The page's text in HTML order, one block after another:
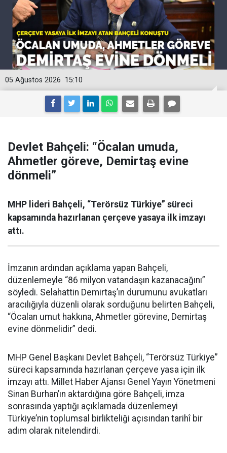
15:10
05 Ağustos 2026
Devlet Bahçeli: “Öcalan umuda,
Ahmetler göreve, Demirtaş evine
dönmeli”
MHP lideri Bahçeli, “Terörsüz Türkiye” süreci
kapsamında hazırlanan çerçeve yasaya ilk imzayı
attı.
İmzanın ardından açıklama yapan Bahçeli,
düzenlemeyle “86 milyon vatandaşın kazanacağını”
söyledi. Selahattin Demirtaş’ın durumunu avukatları
aracılığıyla düzenli olarak sorduğunu belirten Bahçeli,
“Öcalan umut hakkına, Ahmetler görevine, Demirtaş
evine dönmelidir” dedi.
MHP Genel Başkanı Devlet Bahçeli, “Terörsüz Türkiye”
süreci kapsamında hazırlanan çerçeve yasa için ilk
imzayı attı. Millet Haber Ajansı Genel Yayın Yönetmeni
Sinan Burhan’ın aktardığına göre Bahçeli, imza
sonrasında yaptığı açıklamada düzenlemeyi
Türkiye’nin toplumsal birlikteliği açısından tarihî bir
adım olarak nitelendirdi.